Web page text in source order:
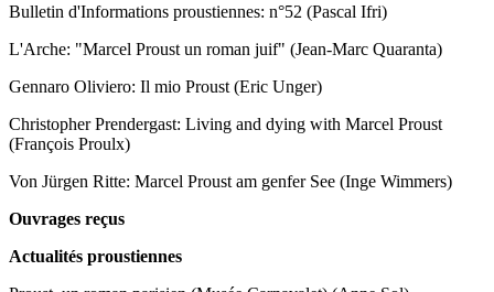
Bulletin d'Informations proustiennes: n°52 (Pascal Ifri)
L'Arche: "Marcel Proust un roman juif" (Jean-Marc Quaranta)
Gennaro Oliviero: Il mio Proust (Eric Unger)
Christopher Prendergast: Living and dying with Marcel Proust
(François Proulx)
Von Jürgen Ritte: Marcel Proust am genfer See (Inge Wimmers)
Ouvrages reçus
Actualités proustiennes